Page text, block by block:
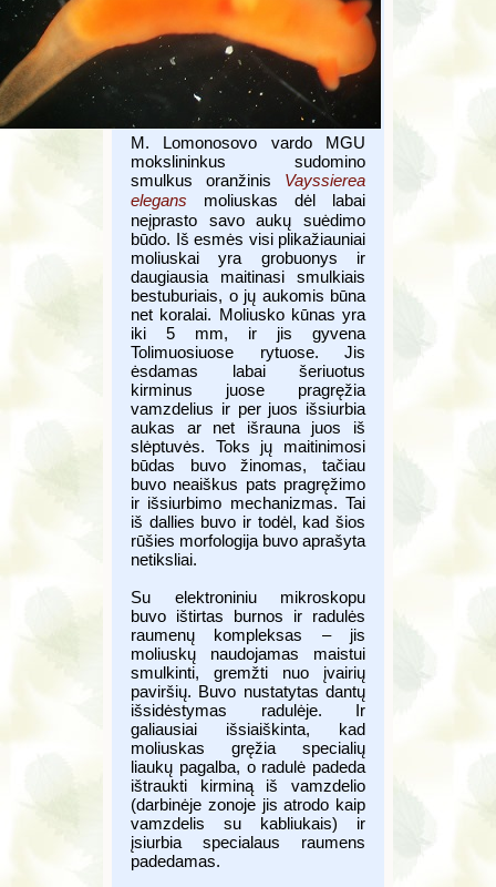
M. Lomonosovo vardo MGU
mokslininkus sudomino
smulkus oranžinis Vayssierea
elegans moliuskas dėl labai
neįprasto savo aukų suėdimo
būdo. Iš esmės visi plikažiauniai
moliuskai yra grobuonys ir
daugiausia maitinasi smulkiais
bestuburiais, o jų aukomis būna
net koralai. Moliusko kūnas yra
iki 5 mm, ir jis gyvena
Tolimuosiuose rytuose. Jis
ėsdamas labai šeriuotus
kirminus juose pragręžia
vamzdelius ir per juos išsiurbia
aukas ar net išrauna juos iš
slėptuvės. Toks jų maitinimosi
būdas buvo žinomas, tačiau
buvo neaiškus pats pragręžimo
ir išsiurbimo mechanizmas. Tai
iš dallies buvo ir todėl, kad šios
rūšies morfologija buvo aprašyta
netiksliai.
Su elektroniniu mikroskopu
buvo ištirtas burnos ir radulės
raumenų kompleksas – jis
moliuskų naudojamas maistui
smulkinti, gremžti nuo įvairių
paviršių. Buvo nustatytas dantų
išsidėstymas radulėje. Ir
galiausiai išsiaiškinta, kad
moliuskas gręžia specialių
liaukų pagalba, o radulė padeda
ištraukti kirminą iš vamzdelio
(darbinėje zonoje jis atrodo kaip
vamzdelis su kabliukais) ir
įsiurbia specialaus raumens
padedamas.